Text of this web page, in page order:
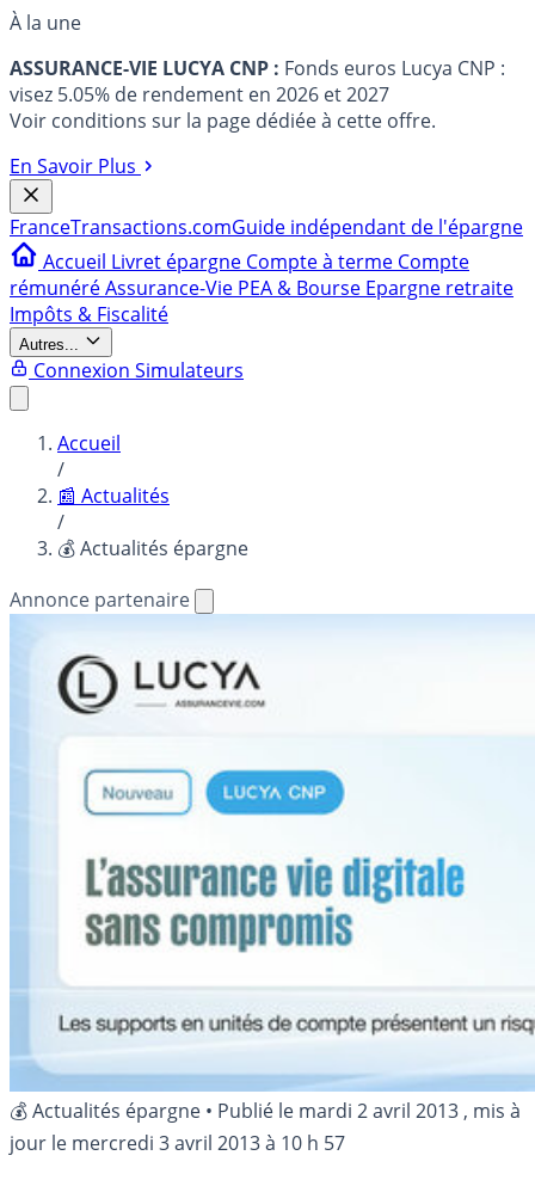
À la une
ASSURANCE-VIE LUCYA CNP : Fonds euros Lucya CNP :
visez 5.05% de rendement en 2026 et 2027
Voir conditions sur la page dédiée à cette offre.
En Savoir Plus
FranceTransactions.comGuide indépendant de l'épargne
Accueil Livret épargne Compte à terme Compte
rémunéréAssurance-Vie PEA & Bourse Epargne retraite
Impôts & Fiscalité
Autres...
Connexion Simulateurs
Accueil
/
📰 Actualités
/
💰 Actualités épargne
Annonce partenaire
💰 Actualités épargne • Publié le mardi 2 avril 2013 , mis à
jour le mercredi 3 avril 2013 à 10 h 57